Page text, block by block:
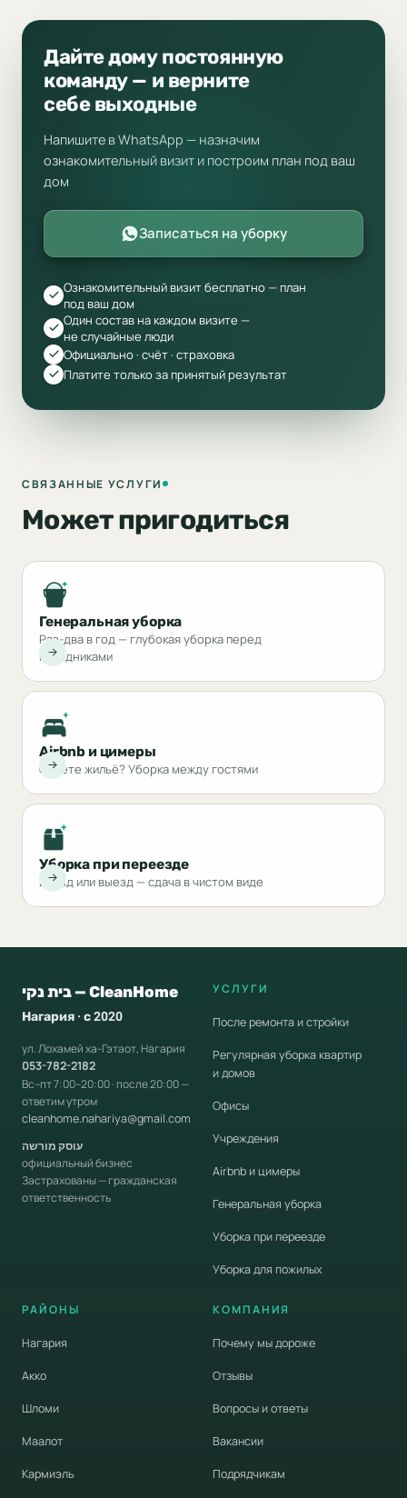
Дайте дому постоянную
команду — и верните
себе выходные
Напишите в WhatsApp — назначим
ознакомительный визит и построим план под ваш
дом
Записаться на уборку
Ознакомительный визит бесплатно — план
под ваш дом
Один состав на каждом визите —
не случайные люди
Официально · счёт · страховка
Платите только за принятый результат
СВЯЗАННЫЕ УСЛУГИ
Может пригодиться
Генеральная уборка
Раз-два в год — глубокая уборка перед
праздниками
Airbnb и цимеры
Сдаёте жильё? Уборка между гостями
Уборка при переезде
Въезд или выезд — сдача в чистом виде
בית נקי — CleanHome
Нагария · с 2020
ул. Лохамей ха-Гэтаот, Нагария
053-782-2182
Вс–пт 7:00–20:00 · после 20:00 —
ответим утром
cleanhome.nahariya@gmail.com
עוסק מורשה
официальный бизнес
Застрахованы — гражданская
ответственность
УСЛУГИ
После ремонта и стройки
Регулярная уборка квартир
и домов
Офисы
Учреждения
Airbnb и цимеры
Генеральная уборка
Уборка при переезде
Уборка для пожилых
РАЙОНЫ
Нагария
Акко
Шломи
Маалот
Кармиэль
КОМПАНИЯ
Почему мы дороже
Отзывы
Вопросы и ответы
Вакансии
Подрядчикам